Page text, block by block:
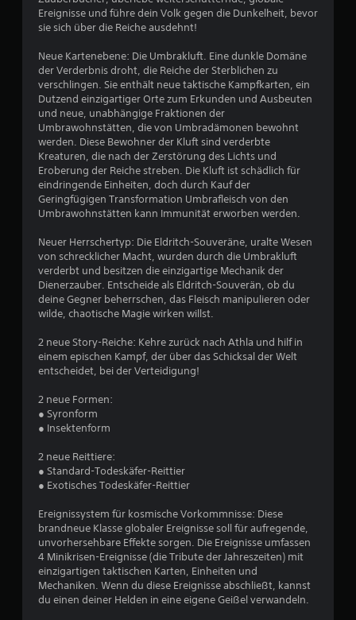
n
e
u
3
6
e
n
g
e
S
p
e
l
b
a
r
o
h
n
e
g
l
e
i
c
h
z
e
t
i
g
e
s
D
ü
c
k
e
n
m
e
h
r
e
i
t
u
n
g
s
ü
b
e
r
s
i
c
h
D
u
k
a
n
n
t
A
n
e
i
t
n
g
e
f
ü
r
d
a
s
G
Ereignisse und führe dein Volk gegen die Dunkelheit, bevor
sie sich über die Reiche ausdehnt!
Neue Kartenebene: Die Umbrakluft. Eine dunkle Domäne
der Verderbnis droht, die Reiche der Sterblichen zu
verschlingen. Sie enthält neue taktische Kampfkarten, ein
Dutzend einzigartiger Orte zum Erkunden und Ausbeuten
und neue, unabhängige Fraktionen der
Umbrawohnstätten, die von Umbradämonen bewohnt
werden. Diese Bewohner der Kluft sind verderbte
Kreaturen, die nach der Zerstörung des Lichts und
Eroberung der Reiche streben. Die Kluft ist schädlich für
eindringende Einheiten, doch durch Kauf der
Geringfügigen Transformation Umbrafleisch von den
Umbrawohnstätten kann Immunität erworben werden.
Neuer Herrschertyp: Die Eldritch-Souveräne, uralte Wesen
von schrecklicher Macht, wurden durch die Umbrakluft
verderbt und besitzen die einzigartige Mechanik der
Dienerzauber. Entscheide als Eldritch-Souverän, ob du
deine Gegner beherrschen, das Fleisch manipulieren oder
wilde, chaotische Magie wirken willst.
2 neue Story-Reiche: Kehre zurück nach Athla und hilf in
einem epischen Kampf, der über das Schicksal der Welt
entscheidet, bei der Verteidigung!
2 neue Formen:
● Syronform
● Insektenform
2 neue Reittiere:
● Standard-Todeskäfer-Reittier
● Exotisches Todeskäfer-Reittier
Ereignissystem für kosmische Vorkommnisse: Diese
brandneue Klasse globaler Ereignisse soll für aufregende,
unvorhersehbare Effekte sorgen. Die Ereignisse umfassen
4 Minikrisen-Ereignisse (die Tribute der Jahreszeiten) mit
einzigartigen taktischen Karten, Einheiten und
Mechaniken. Wenn du diese Ereignisse abschließt, kannst
du einen deiner Helden in eine eigene Geißel verwandeln.